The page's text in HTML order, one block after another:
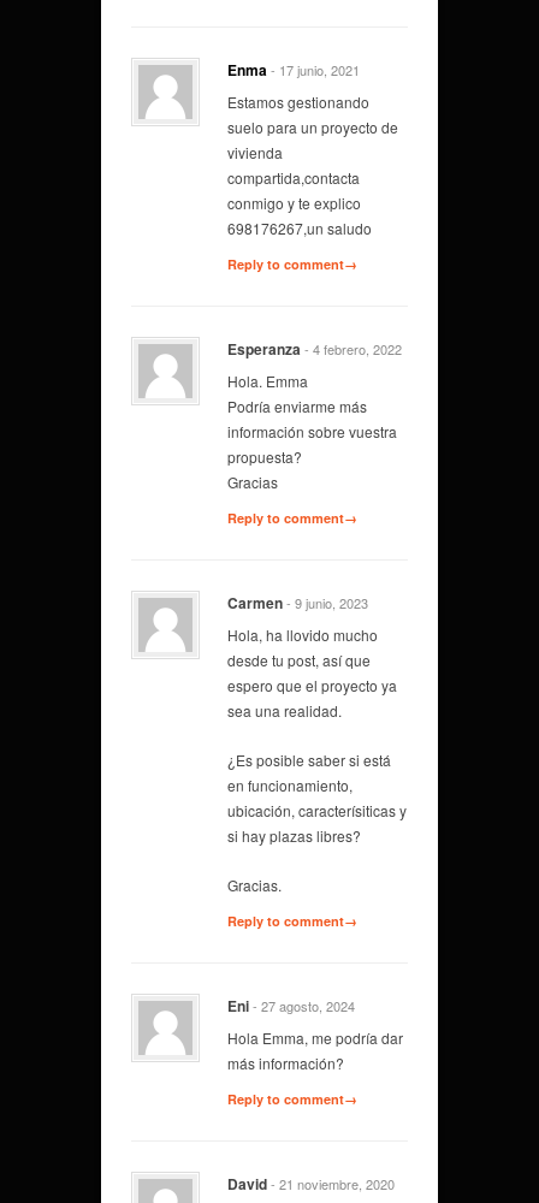
Enma- 17 junio, 2021
Estamos gestionando
suelo para un proyecto de
vivienda
compartida,contacta
conmigo y te explico
698176267,un saludo
Reply to comment→
Esperanza- 4 febrero, 2022
Hola. Emma
Podría enviarme más
información sobre vuestra
propuesta?
Gracias
Reply to comment→
Carmen- 9 junio, 2023
Hola, ha llovido mucho
desde tu post, así que
espero que el proyecto ya
sea una realidad.
¿Es posible saber si está
en funcionamiento,
ubicación, caracterísiticas y
si hay plazas libres?
Gracias.
Reply to comment→
Eni- 27 agosto, 2024
Hola Emma, me podría dar
más información?
Reply to comment→
David- 21 noviembre, 2020